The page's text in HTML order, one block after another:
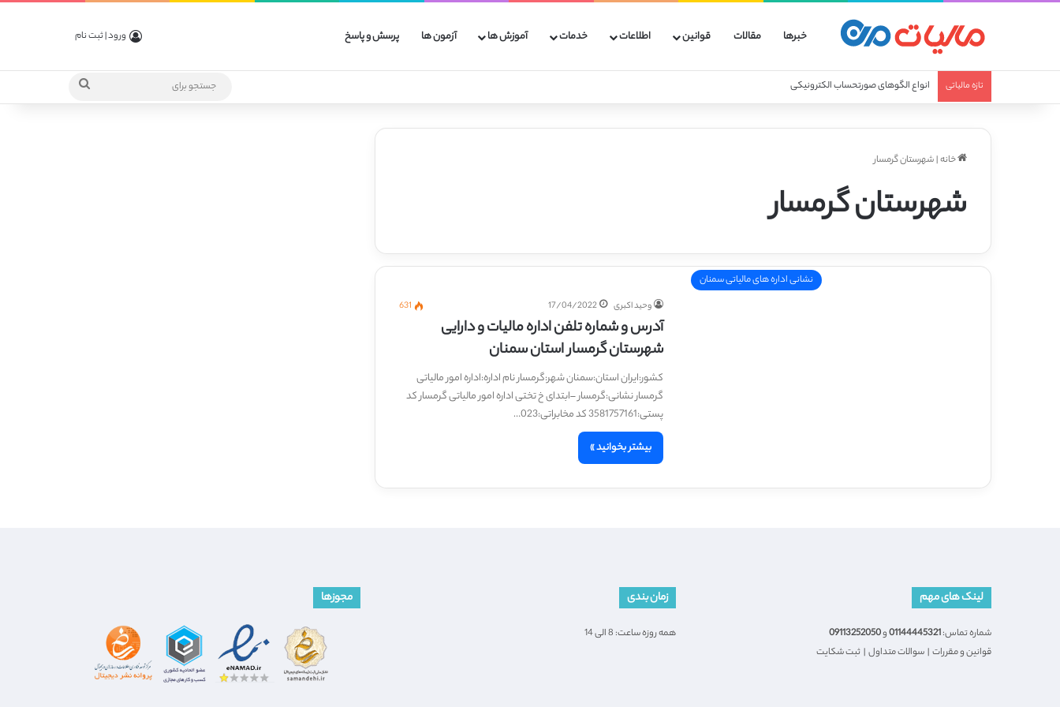
خبرها مقالات قوانین اطلاعات خدمات آموزش ها آزمون ها پرسش و پاسخ ورود | ثبت نام
تازه مالیاتی انواع الگوهای صورتحساب الکترونیکی
جستجو
خانه|شهرستان گرمسار
شهرستان گرمسار
نشانی اداره های مالیاتی سمنان
وحید اکبری 17/04/2022
631
آدرس و شماره تلفن اداره مالیات و دارایی
شهرستان گرمسار استان سمنان
کشور:ایران استان:سمنان شهر:گرمسار نام اداره:اداره امور مالیاتی
گرمسار نشانی:گرمسار –ابتدای خ تختی اداره امور مالیاتی گرمسار کد
پستی:3581757161 کد مخابراتی:023…
بیشتر بخوانید »
لینک های مهم
شماره تماس:01144445321و09113252050
قوانین و مقررات | سوالات متداول | ثبت شکایت
زمان بندی
همه روزه ساعت: 8 الی 14
مجوزها